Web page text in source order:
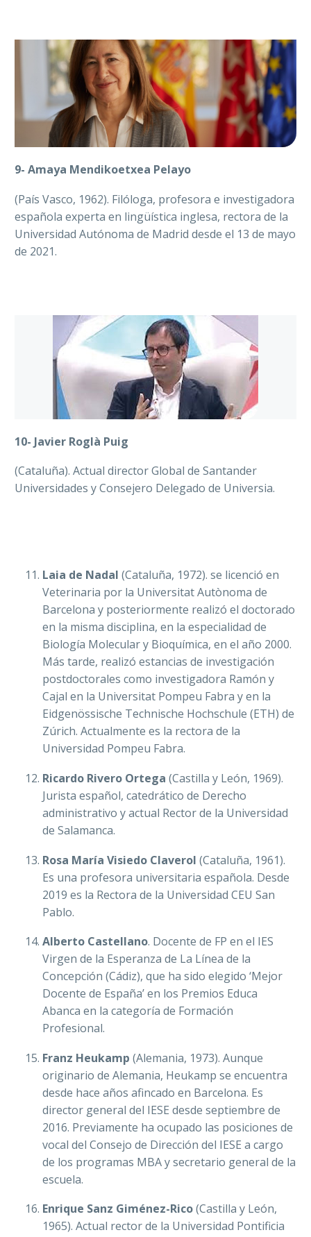
9- Amaya Mendikoetxea Pelayo
(País Vasco, 1962). Filóloga, profesora e investigadora
española experta en lingüística inglesa, rectora de la
Universidad Autónoma de Madrid desde el 13 de mayo
de 2021.
10- Javier Roglà Puig
(Cataluña). Actual director Global de Santander
Universidades y Consejero Delegado de Universia.
Laia de Nadal (Cataluña, 1972). se licenció en
Veterinaria por la Universitat Autònoma de
Barcelona y posteriormente realizó el doctorado
en la misma disciplina, en la especialidad de
Biología Molecular y Bioquímica, en el año 2000.
Más tarde, realizó estancias de investigación
postdoctorales como investigadora Ramón y
Cajal en la Universitat Pompeu Fabra y en la
Eidgenössische Technische Hochschule (ETH) de
Zúrich. Actualmente es la rectora de la
Universidad Pompeu Fabra.
Ricardo Rivero Ortega (Castilla y León, 1969).
Jurista español, catedrático de Derecho
administrativo y actual Rector de la Universidad
de Salamanca.
Rosa María Visiedo Claverol (Cataluña, 1961)​.
Es una profesora universitaria española. Desde
2019 es la Rectora de la Universidad CEU San
Pablo.
Alberto Castellano. Docente de FP en el IES
Virgen de la Esperanza de La Línea de la
Concepción (Cádiz), que ha sido elegido ‘Mejor
Docente de España’ en los Premios Educa
Abanca en la categoría de Formación
Profesional.
Franz Heukamp (Alemania, 1973). Aunque
originario de Alemania, Heukamp se encuentra
desde hace años afincado en Barcelona. Es
director general del IESE desde septiembre de
2016. Previamente ha ocupado las posiciones de
vocal del Consejo de Dirección del IESE a cargo
de los programas MBA y secretario general de la
escuela.
Enrique Sanz Giménez-Rico(Castilla y León,
1965). Actual rector de la Universidad Pontificia